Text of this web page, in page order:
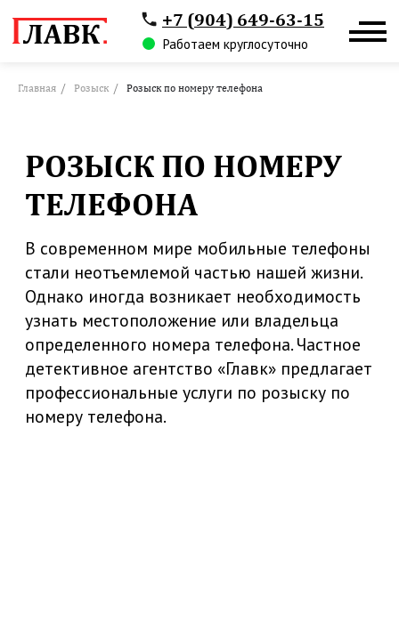
+7 (904) 649-63-15
Работаем круглосуточно
Главная / Розыск / Розыск по номеру телефона
В современном мире мобильные телефоны
стали неотъемлемой частью нашей жизни.
Однако иногда возникает необходимость
определенного номера телефона. Частное
детективное агентство «Главк» предлагает
профессиональные услуги по розыску по
номеру телефона.